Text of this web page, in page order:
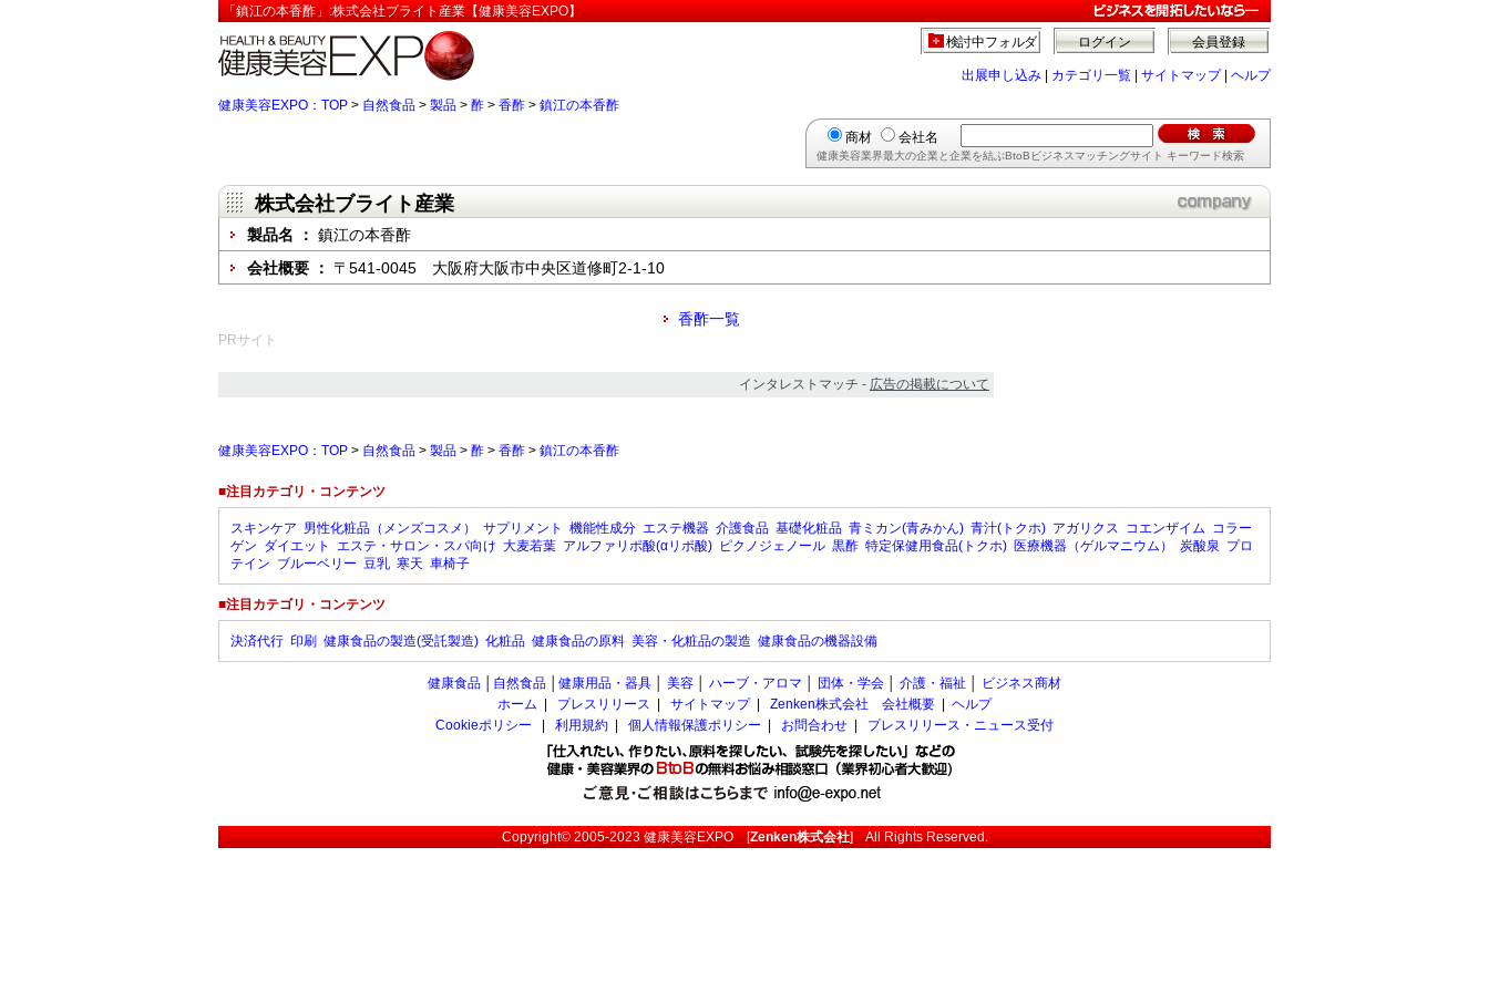
「鎮江の本香酢」:株式会社ブライト産業【健康美容EXPO】
会員登録
ログイン
検討中フォルダ
出展申し込み カテゴリ一覧 サイトマップ| ヘルプ
健康美容EXPO：TOP > 自然食品 > 製品 > 酢 > 香酢 > 鎮江の本香酢
商材 会社名
健康美容業界最大の企業と企業を結ぶBtoBビジネスマッチングサイト キーワード検索
株式会社ブライト産業
製品名 ： 鎮江の本香酢
会社概要 ： 〒541-0045 大阪府大阪市中央区道修町2-1-10
香酢一覧
PRサイト
インタレストマッチ - 広告の掲載について
健康美容EXPO：TOP > 自然食品 > 製品 > 酢 > 香酢 > 鎮江の本香酢
■注目カテゴリ・コンテンツ
スキンケア 男性化粧品（メンズコスメ） サプリメント 機能性成分 エステ機器 介護食品 基礎化粧品 青ミカン(青みかん) 青汁(トクホ) アガリクス コエンザイム コラー
ゲン ダイエット エステ・サロン・スパ向け 大麦若葉 アルファリポ酸(αリポ酸) ピクノジェノール 黒酢 特定保健用食品(トクホ) 医療機器（ゲルマニウム） 炭酸泉 プロ
テイン ブルーベリー 豆乳 寒天 車椅子
■注目カテゴリ・コンテンツ
決済代行 印刷 健康食品の製造(受託製造) 化粧品 健康食品の原料 美容・化粧品の製造 健康食品の機器設備
健康食品 自然食品 健康用品・器具 美容 ハーブ・アロマ 団体・学会 介護・福祉
ビジネス商材
ホーム
プレスリリース サイトマップ| Zenken株式会社 会社概要
ヘルプ
Cookieポリシー
利用規約 個人情報保護ポリシー お問合わせ プレスリリース・ニュース受付
Copyright© 2005-2023健康美容EXPO[Zenken株式会社] All Rights Reserved.